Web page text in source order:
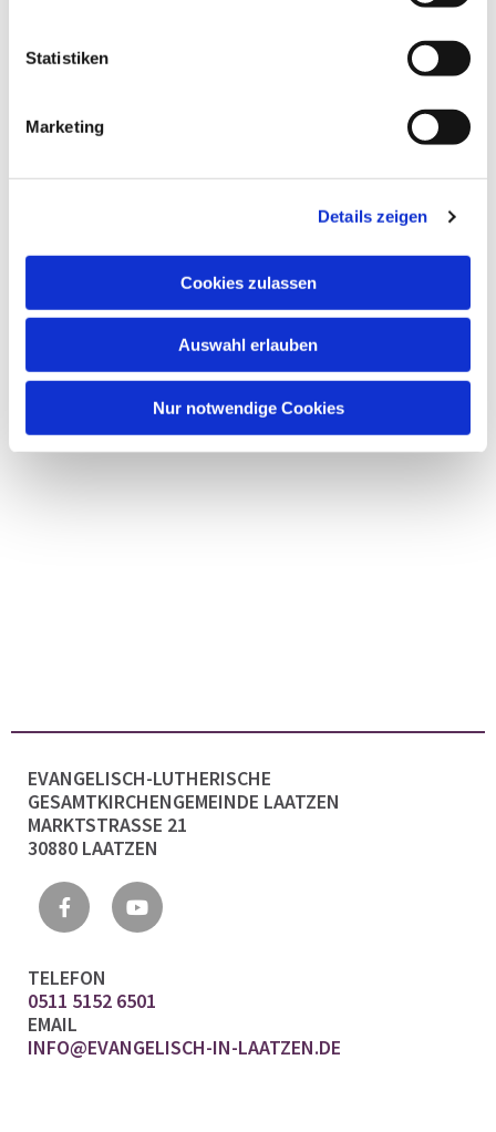
Statistiken
Marketing
Details zeigen
Cookies zulassen
Auswahl erlauben
Nur notwendige Cookies
EVANGELISCH-LUTHERISCHE
GESAMTKIRCHENGEMEINDE LAATZEN
MARKTSTRASSE 21
30880 LAATZEN
TELEFON
0511 5152 6501
EMAIL
INFO@EVANGELISCH-IN-LAATZEN.DE